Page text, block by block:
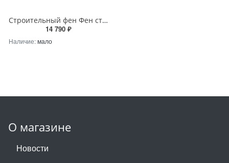
Строительный фен Фен строительный Makita HG6530VK 2000Вт 280-550 л\м 4 насадки Makita HG6530VK
14 790 ₽
Наличие:мало
О магазине
Новости